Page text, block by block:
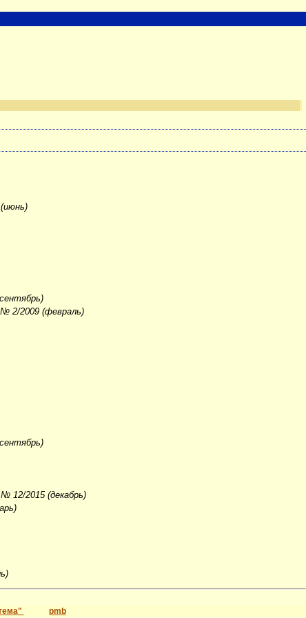
2/2009 (февраль)
12/2015 (декабрь)
pmb